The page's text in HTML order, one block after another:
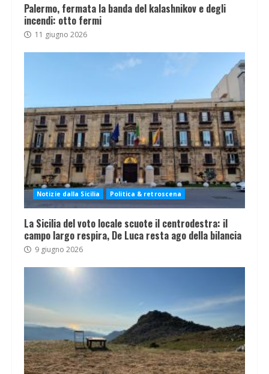
Palermo, fermata la banda del kalashnikov e degli
incendi: otto fermi
11 giugno 2026
Notizie dalla Sicilia Politica & retroscena
La Sicilia del voto locale scuote il centrodestra: il
campo largo respira, De Luca resta ago della bilancia
9 giugno 2026